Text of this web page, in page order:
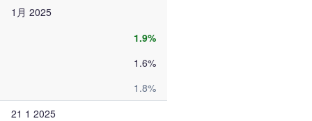
1月 2025
1.9%
1.6%
1.8%
21 1 2025